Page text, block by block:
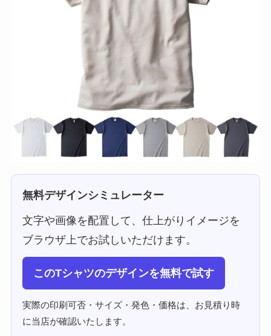
無料デザインシミュレーター
文字や画像を配置して、仕上がりイメージを
ブラウザ上でお試しいただけます。
このTシャツのデザインを無料で試す
実際の印刷可否・サイズ・発色・価格は、お見積り時
に当店が確認いたします。